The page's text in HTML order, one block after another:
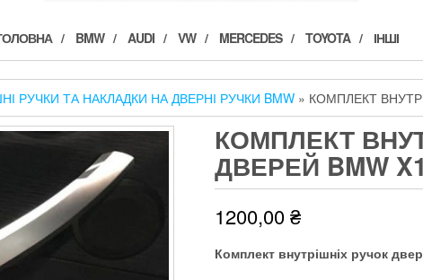
BMW AUDI VW MERCEDES TOYOTA ІНШІ
РУЧКИ ТА НАКЛАДКИ НА ДВЕРНІ РУЧКИ BMW » КОМПЛЕКТ
КОМПЛЕКТ
ДВЕРЕЙ BMW
1200,00₴
Комплект внутрішніх ручок